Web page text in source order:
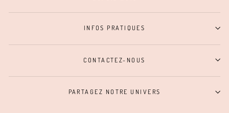
INFOS PRATIQUES
CONTACTEZ-NOUS
PARTAGEZ NOTRE UNIVERS